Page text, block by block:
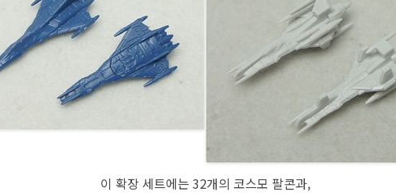
이 확장 세트에는 32개의 코스모 팔콘과,